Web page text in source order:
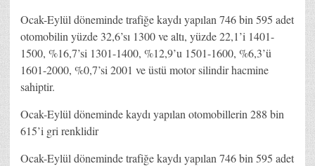
Ocak-Eylül döneminde trafiğe kaydı yapılan 746 bin 595 adet
otomobilin yüzde 32,6’sı 1300 ve altı, yüzde 22,1’i 1401-
1500, %16,7’si 1301-1400, %12,9’u 1501-1600, %6,3’ü
1601-2000, %0,7’si 2001 ve üstü motor silindir hacmine
sahiptir.
Ocak-Eylül döneminde kaydı yapılan otomobillerin 288 bin
615’i gri renklidir
Ocak-Eylül döneminde trafiğe kaydı yapılan 746 bin 595 adet